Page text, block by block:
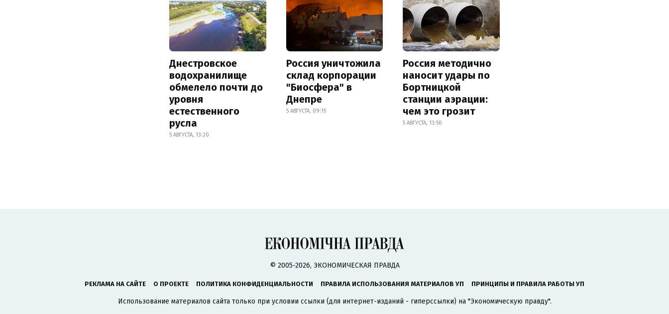
Днестровское
водохранилище
обмелело почти до
уровня
естественного
русла
5 АВГУСТА, 13:20
Россия уничтожила
склад корпорации
"Биосфера" в
Днепре
5 АВГУСТА, 09:15
Россия методично
наносит удары по
Бортницкой
станции аэрации:
чем это грозит
5 АВГУСТА, 13:50
© 2005-2026, ЭКОНОМИЧЕСКАЯ ПРАВДА
РЕКЛАМА НА САЙТЕ О ПРОЕКТЕ ПОЛИТИКА КОНФИДЕНЦИАЛЬНОСТИ ПРАВИЛА ИСПОЛЬЗОВАНИЯ МАТЕРИАЛОВ УП ПРИНЦИПЫ И ПРАВИЛА РАБОТЫ УП
Использование материалов сайта только при условии ссылки (для интернет-изданий - гиперссылки) на "Экономическую правду".